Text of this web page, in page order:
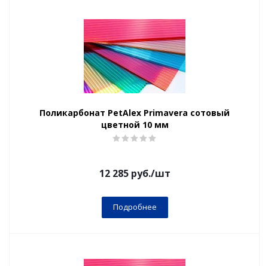
Поликарбонат PetAlex Primavera сотовый
цветной 10 мм
12 285руб./шт
Подробнее